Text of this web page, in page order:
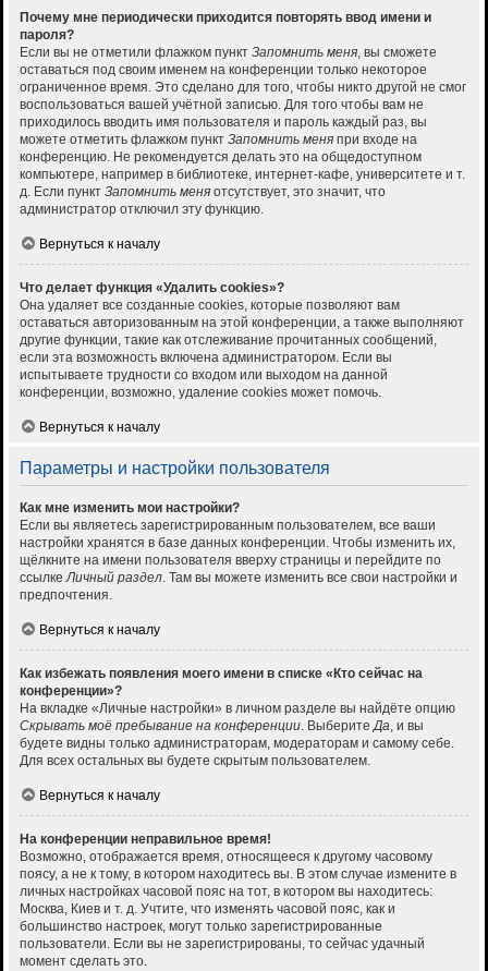
Почему мне периодически приходится повторять ввод имени и
пароля?
Если вы не отметили флажком пункт Запомнить меня, вы сможете
оставаться под своим именем на конференции только некоторое
ограниченное время. Это сделано для того, чтобы никто другой не смог
воспользоваться вашей учётной записью. Для того чтобы вам не
приходилось вводить имя пользователя и пароль каждый раз, вы
можете отметить флажком пункт Запомнить меня при входе на
конференцию. Не рекомендуется делать это на общедоступном
компьютере, например в библиотеке, интернет-кафе, университете и т.
д. Если пункт Запомнить меня отсутствует, это значит, что
администратор отключил эту функцию.
Вернуться к началу
Что делает функция «Удалить cookies»?
Она удаляет все созданные cookies, которые позволяют вам
оставаться авторизованным на этой конференции, а также выполняют
другие функции, такие как отслеживание прочитанных сообщений,
если эта возможность включена администратором. Если вы
испытываете трудности со входом или выходом на данной
конференции, возможно, удаление cookies может помочь.
Вернуться к началу
Параметры и настройки пользователя
Как мне изменить мои настройки?
Если вы являетесь зарегистрированным пользователем, все ваши
настройки хранятся в базе данных конференции. Чтобы изменить их,
щёлкните на имени пользователя вверху страницы и перейдите по
ссылкеЛичный раздел. Там вы можете изменить все свои настройки и
предпочтения.
Вернуться к началу
Как избежать появления моего имени в списке «Кто сейчас на
конференции»?
На вкладке «Личные настройки» в личном разделе вы найдёте опцию
Скрывать моё пребывание на конференции. ВыберитеДа, и вы
будете видны только администраторам, модераторам и самому себе.
Для всех остальных вы будете скрытым пользователем.
Вернуться к началу
На конференции неправильное время!
Возможно, отображается время, относящееся к другому часовому
поясу, а не к тому, в котором находитесь вы. В этом случае измените в
личных настройках часовой пояс на тот, в котором вы находитесь:
Москва, Киев и т. д. Учтите, что изменять часовой пояс, как и
большинство настроек, могут только зарегистрированные
пользователи. Если вы не зарегистрированы, то сейчас удачный
момент сделать это.